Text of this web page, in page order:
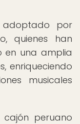
por
quienes han
en una amplia
enriqueciendo
musicales
cajón peruano